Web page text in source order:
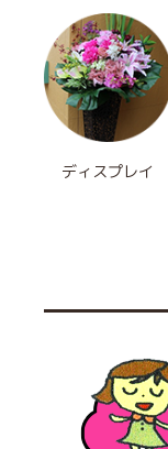
ディスプレイ